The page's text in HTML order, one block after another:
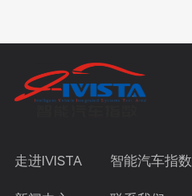
走进IVISTA 智能汽车指数